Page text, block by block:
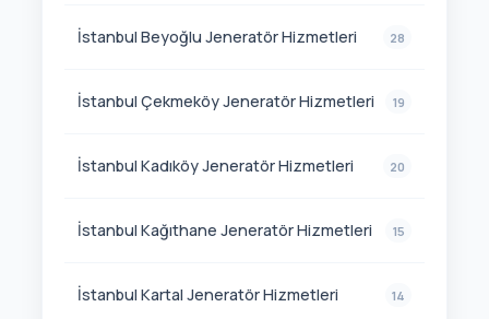
İstanbul Beyoğlu Jeneratör Hizmetleri 28
İstanbul Çekmeköy Jeneratör Hizmetleri 19
İstanbul Kadıköy Jeneratör Hizmetleri 20
İstanbul Kağıthane Jeneratör Hizmetleri 15
İstanbul Kartal Jeneratör Hizmetleri 14